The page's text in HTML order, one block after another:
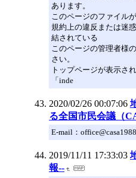
あります。
このページのファイル
規約上の違反または迷
結されている
このページの管理者様
さい。
トップページが表示さ
「inde
2020/02/26 00:07:06
る全国市民会議（
E-mail：
2019/11/11 17:33:03
報--